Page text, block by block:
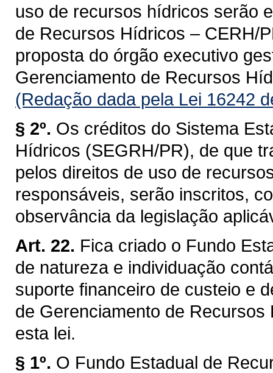
uso de recursos hídricos serão
de Recursos Hídricos – CERH/
proposta do órgão executivo
Gerenciamento de Recursos
(Redação dada pela Lei 16242
§ 2º. Os créditos do Sistema
Hídricos (SEGRH/PR), de que
pelos direitos de uso de
responsáveis, serão inscritos,
observância da legislação
Art. 22. Fica criado o Fundo
de natureza e individuação
suporte financeiro de custeio e
de Gerenciamento de
esta lei.
§ 1º. O Fundo Estadual de